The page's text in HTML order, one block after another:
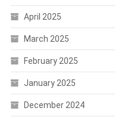
April 2025
March 2025
February 2025
January 2025
December 2024